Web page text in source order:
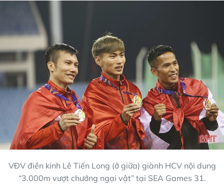
VĐV điền kinh Lê Tiến Long (ở giữa) giành HCV nội dung
“3.000m vượt chướng ngại vật” tại SEA Games 31.